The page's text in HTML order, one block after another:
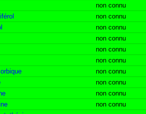
non connu
non connu
non connu
non connu
non connu
non connu
non connu
non connu
non connu
non connu